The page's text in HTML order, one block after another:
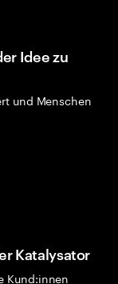
Idee zu
und Menschen
Katalysator
Kund:innen